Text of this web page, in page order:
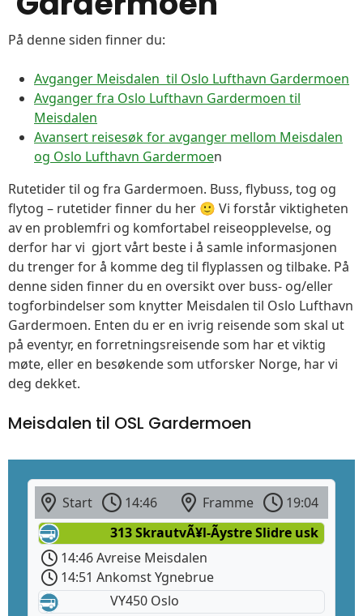
På denne siden finner du:
Avganger Meisdalen til Oslo Lufthavn Gardermoen
Avganger fra Oslo Lufthavn Gardermoen til
Meisdalen
Avansert reisesøk for avganger mellom Meisdalen
og Oslo Lufthavn Gardermoen
Rutetider til og fra Gardermoen. Buss, flybuss, tog og
flytog – rutetider finner du her 🙂 Vi forstår viktigheten
av en problemfri og komfortabel reiseopplevelse, og
derfor har vi gjort vårt beste i å samle informasjonen
du trenger for å komme deg til flyplassen og tilbake. På
denne siden finner du en oversikt over buss- og/eller
togforbindelser som knytter Meisdalen til Oslo Lufthavn
Gardermoen. Enten du er en ivrig reisende som skal ut
på eventyr, en forretningsreisende som har et viktig
møte, eller en besøkende som utforsker Norge, har vi
deg dekket.
Meisdalen til OSL Gardermoen
Start 14:46 Framme
19:04
313 SkrautvÃ¥l-Ãystre Slidre usk
14:46 Avreise Meisdalen
14:51 Ankomst Ygnebrue
VY450 Oslo